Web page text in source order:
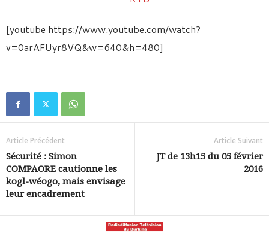
[youtube https://www.youtube.com/watch?
v=0arAFUyr8VQ&w=640&h=480]
Article Précédent
Sécurité : Simon
COMPAORE cautionne les
kogl-wéogo, mais envisage
leur encadrement
Article Suivant
JT de 13h15 du 05 février
2016